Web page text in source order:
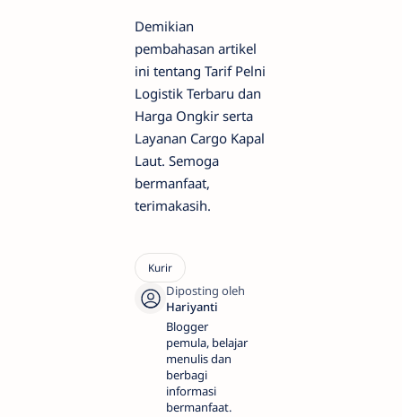
Demikian
pembahasan artikel
ini tentang Tarif Pelni
Logistik Terbaru dan
Harga Ongkir serta
Layanan Cargo Kapal
Laut. Semoga
bermanfaat,
terimakasih.
Blogger
pemula, belajar
menulis dan
berbagi
informasi
bermanfaat.